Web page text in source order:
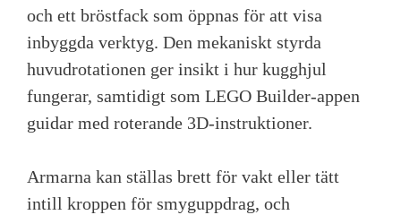
och ett bröstfack som öppnas för att visa
inbyggda verktyg. Den mekaniskt styrda
huvudrotationen ger insikt i hur kugghjul
fungerar, samtidigt som LEGO Builder-appen
guidar med roterande 3D-instruktioner.
Armarna kan ställas brett för vakt eller tätt
intill kroppen för smyguppdrag, och